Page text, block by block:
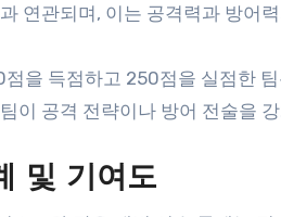
연관되며, 이는 공격력과 방어
을 득점하고 250점을 실점한
이 공격 전략이나 방어 전술을
및 기여도